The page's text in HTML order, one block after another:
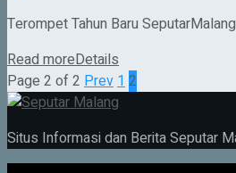
Terompet Tahun Baru
Read moreDetails
Page 2 of 2 Prev12
Situs Informasi dan Berita Seputar